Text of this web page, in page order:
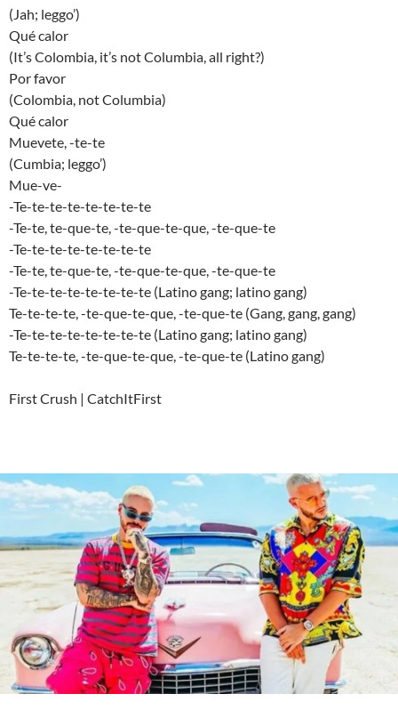
(Jah; leggo’)
Qué calor
(It’s Colombia, it’s not Columbia, all right?)
Por favor
(Colombia, not Columbia)
Qué calor
Muevete, -te-te
(Cumbia; leggo’)
Mue-ve-
-Te-te-te-te-te-te-te-te
-Te-te, te-que-te, -te-que-te-que, -te-que-te
-Te-te-te-te-te-te-te-te
-Te-te, te-que-te, -te-que-te-que, -te-que-te
-Te-te-te-te-te-te-te-te (Latino gang; latino gang)
Te-te-te-te, -te-que-te-que, -te-que-te (Gang, gang, gang)
-Te-te-te-te-te-te-te-te (Latino gang; latino gang)
Te-te-te-te, -te-que-te-que, -te-que-te (Latino gang)
First Crush | CatchItFirst